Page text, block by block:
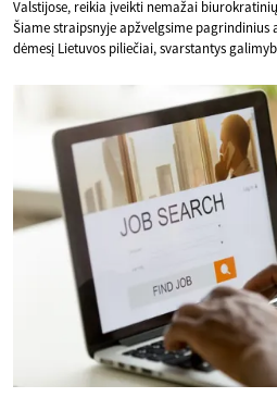
Valstijose, reikia įveikti nemažai
Šiame straipsnyje apžvelgsime
dėmesį Lietuvos piliečiai, svarstantys